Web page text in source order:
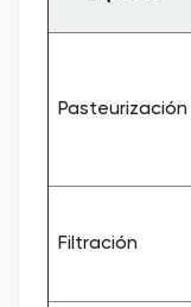
Pasteurización
Filtración